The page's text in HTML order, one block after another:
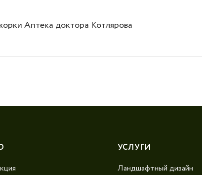
Аптека доктора Котлярова
УСЛУГИ
Ландшафтный дизайн